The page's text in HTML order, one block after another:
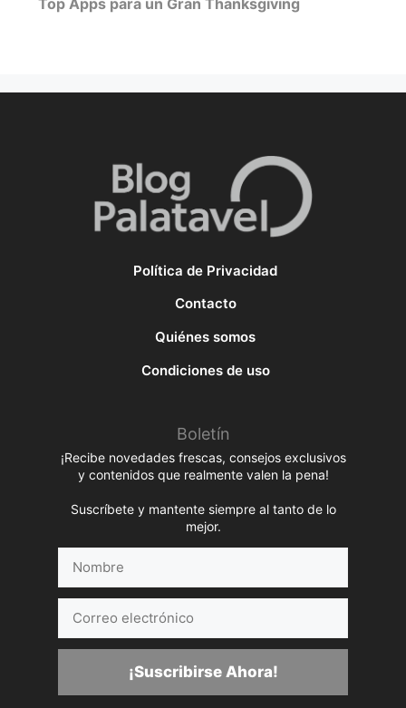
Política de Privacidad
Contacto
Quiénes somos
Condiciones de uso
Boletín
¡Recibe novedades frescas, consejos exclusivos
y contenidos que realmente valen la pena!
Suscríbete y mantente siempre al tanto de lo
mejor.
electrónico
¡Suscribirse Ahora!